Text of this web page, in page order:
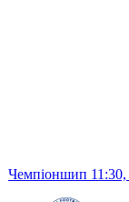
Чемпіоншип 11:30,